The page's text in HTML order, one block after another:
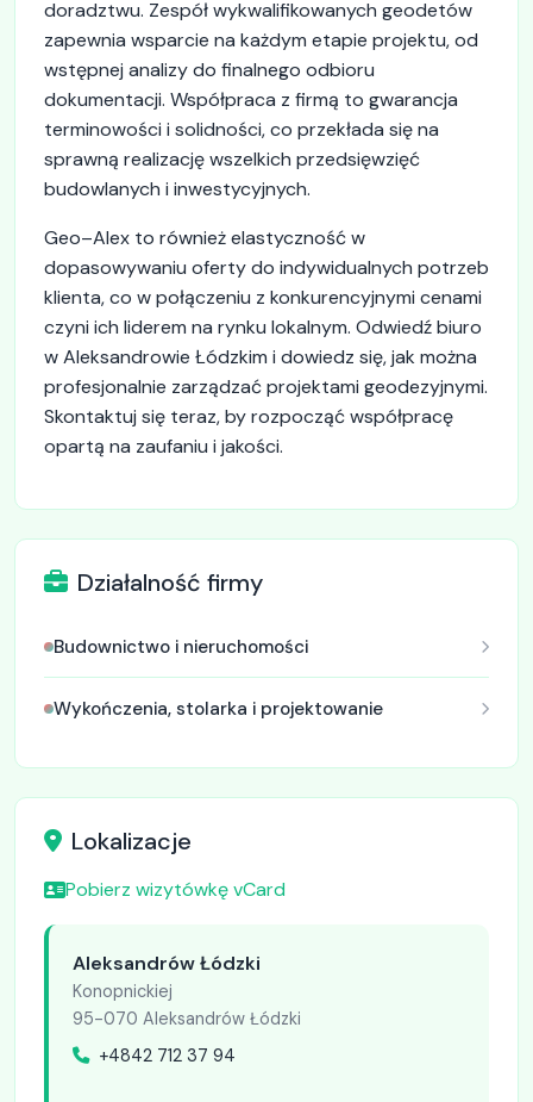
doradztwu. Zespół wykwalifikowanych geodetów
zapewnia wsparcie na każdym etapie projektu, od
wstępnej analizy do finalnego odbioru
dokumentacji. Współpraca z firmą to gwarancja
terminowości i solidności, co przekłada się na
sprawną realizację wszelkich przedsięwzięć
budowlanych i inwestycyjnych.
Geo–Alex to również elastyczność w
dopasowywaniu oferty do indywidualnych potrzeb
klienta, co w połączeniu z konkurencyjnymi cenami
czyni ich liderem na rynku lokalnym. Odwiedź biuro
w Aleksandrowie Łódzkim i dowiedz się, jak można
profesjonalnie zarządzać projektami geodezyjnymi.
Skontaktuj się teraz, by rozpocząć współpracę
opartą na zaufaniu i jakości.
Działalność firmy
Budownictwo i nieruchomości
Wykończenia, stolarka i projektowanie
Lokalizacje
Pobierz wizytówkę vCard
Aleksandrów Łódzki
Konopnickiej
95-070 Aleksandrów Łódzki
+4842 712 37 94